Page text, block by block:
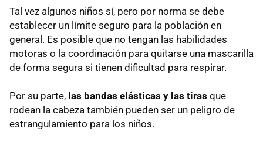
Tal vez algunos niños sí, pero por norma se debe
establecer un límite seguro para la población en
general. Es posible que no tengan las habilidades
motoras o la coordinación para quitarse una mascarilla
de forma segura si tienen dificultad para respirar.
Por su parte, las bandas elásticas y las tiras que
rodean la cabeza también pueden ser un peligro de
estrangulamiento para los niños.